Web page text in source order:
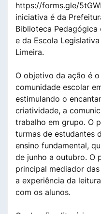
https://forms.gle/
iniciativa é da
Biblioteca Pedagógica
e da Escola
Limeira.
O objetivo da ação é
comunidade escolar
estimulando o
criatividade, a
trabalho em grupo. O
turmas de estudantes
ensino fundamental,
de junho a outubro. O
principal mediador
a experiência da
com os alunos.